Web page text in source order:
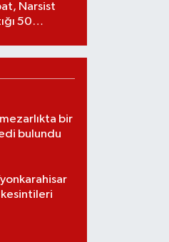
Narsist
50
bir
bulundu